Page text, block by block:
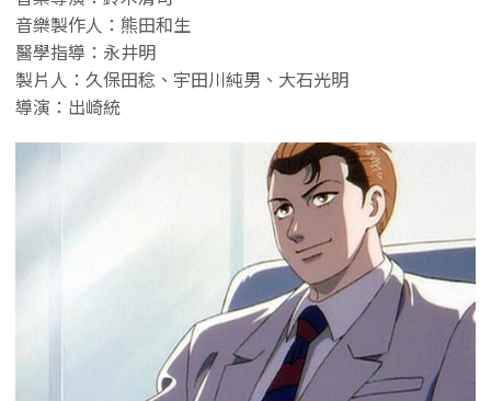
音樂製作人：熊田和生
醫學指導：永井明
製片人：久保田稔、宇田川純男、大石光明
導演：出崎統